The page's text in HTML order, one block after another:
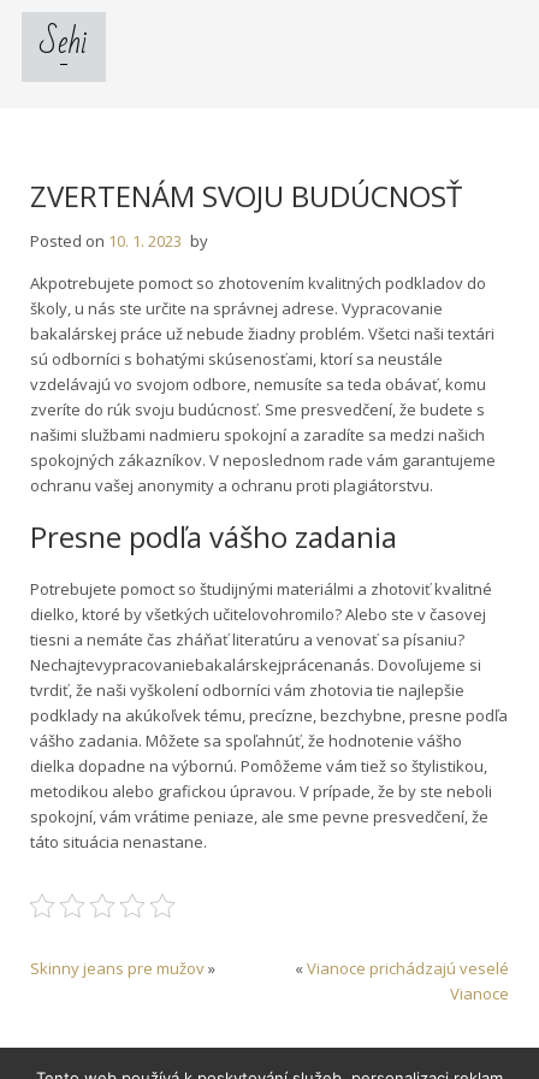
Skip
Sehi
ZVERTENÁM SVOJU BUDÚCNOSŤ
Posted on 10. 1. 2023 by
Akpotrebujete pomoct so zhotovením kvalitných podkladov do
školy, u nás ste určite na správnej adrese. Vypracovanie
bakalárskej práce už nebude žiadny problém. Všetci naši textári
sú odborníci s bohatými skúsenosťami, ktorí sa neustále
vzdelávajú vo svojom odbore, nemusíte sa teda obávať, komu
zveríte do rúk svoju budúcnosť. Sme presvedčení, že budete s
našimi službami nadmieru spokojní a zaradíte sa medzi našich
spokojných zákazníkov. V neposlednom rade vám garantujeme
ochranu vašej anonymity a ochranu proti plagiátorstvu.
Presne podľa vášho zadania
Potrebujete pomoct so študijnými materiálmi a zhotoviť kvalitné
dielko, ktoré by všetkých učitelovohromilo? Alebo ste v časovej
tiesni a nemáte čas zháňať literatúru a venovať sa písaniu?
Nechajtevypracovaniebakalárskejprácenanás. Dovoľujeme si
tvrdiť, že naši vyškolení odborníci vám zhotovia tie najlepšie
podklady na akúkoľvek tému, precízne, bezchybne, presne podľa
vášho zadania. Môžete sa spoľahnúť, že hodnotenie vášho
dielka dopadne na výbornú. Pomôžeme vám tiež so štylistikou,
metodikou alebo grafickou úpravou. V prípade, že by ste neboli
spokojní, vám vrátime peniaze, ale sme pevne presvedčení, že
táto situácia nenastane.
Skinny jeans pre mužov» «Vianoce prichádzajú veselé
Vianoce